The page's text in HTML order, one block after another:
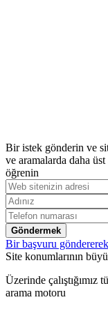
Bir istek gönderin ve
ve aramalarda daha üst
öğrenin
Göndermek
Bir başvuru
Site konumlarının
Üzerinde
arama motoru